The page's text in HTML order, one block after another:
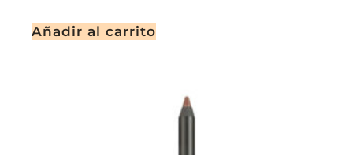
Añadir al carrito